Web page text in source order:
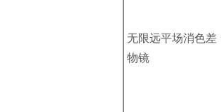
无限远平场消色差
物镜